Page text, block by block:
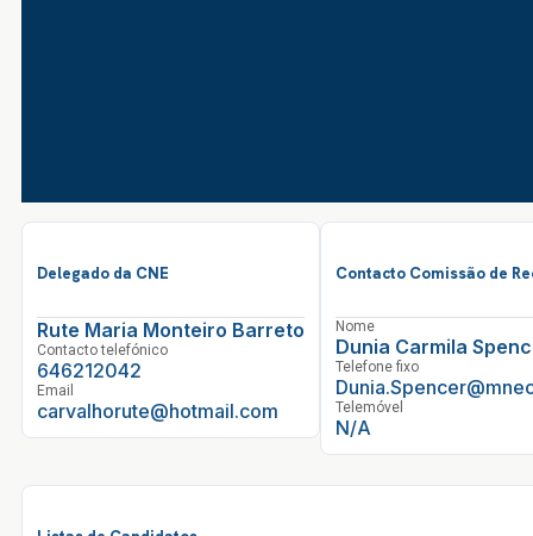
Delegado da CNE
Rute Maria Monteiro Barreto
Contacto telefónico
646212042
Email
carvalhorute@hotmail.com
Contacto Comissão de
Nome
Dunia Carmila
Telefone fixo
Telemóvel
N/A